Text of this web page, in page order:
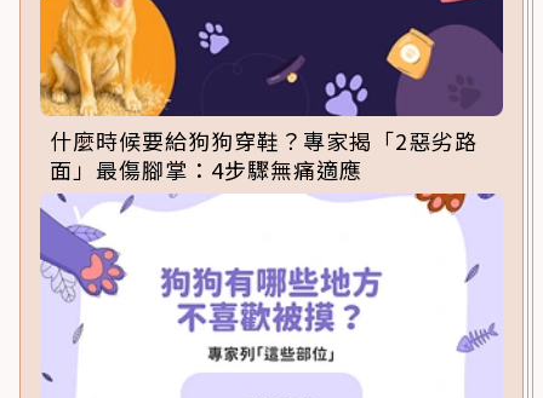
什麼時候要給狗狗穿鞋？專家揭「2惡劣路
面」最傷腳掌：4步驟無痛適應